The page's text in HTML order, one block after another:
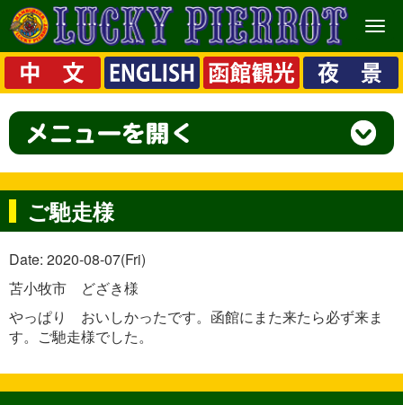
メ
ニ
ュ
ー
ご馳走様
Date: 2020-08-07(Fri)
苫小牧市 どざき様
やっぱり おいしかったです。函館にまた来たら必ず来ま
す。ご馳走様でした。